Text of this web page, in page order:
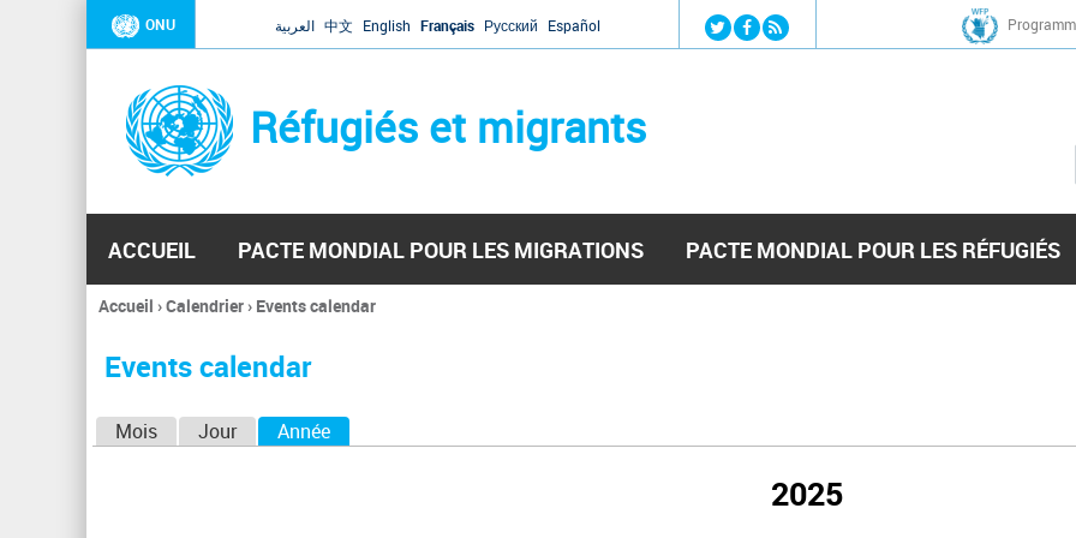
Jump to navigation
ONU العربية 中文 English Français Русский Español
Réfugiés et migrants
ACCUEIL PACTE MONDIAL POUR LES MIGRATIONS PACTE MONDIAL POUR LES RÉFUGIÉS
Vous
ici
Accueil ›Calendrier› Events calendar
Events calendar
Mois Jour Année
2025